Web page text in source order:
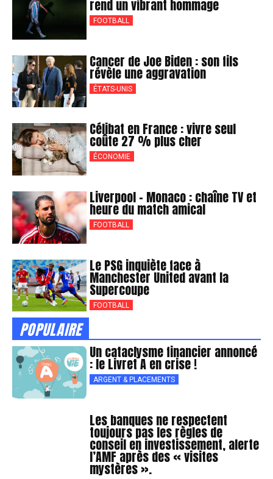
rend un vibrant hommage
FOOTBALL
Cancer de Joe Biden : son fils
révèle une aggravation
ÉTATS-UNIS
Célibat en France : vivre seul
coûte 27 % plus cher
ÉCONOMIE
Liverpool – Monaco : chaîne TV et
heure du match amical
FOOTBALL
Le PSG inquiète face à
Manchester United avant la
Supercoupe
FOOTBALL
POPULAIRE
Un cataclysme financier annoncé
: le Livret A en crise !
ARGENT & PLACEMENTS
Les banques ne respectent
toujours pas les règles de
conseil en investissement, alerte
l’AMF après des « visites
mystères ».